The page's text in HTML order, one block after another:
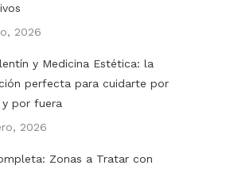
2026
y Medicina Estética: la
perfecta para cuidarte por
por fuera
2026
Zonas a Tratar con